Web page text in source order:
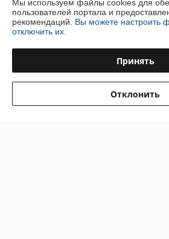
Доставка и оплата
График работы
Политика обработки cookies
Мы используем файлы cookies для
пользователей портала и
рекомендаций. Вы можете настроить
отключить их.
Принять
Отклонить